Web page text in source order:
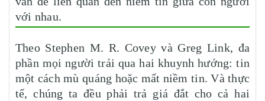
với nhau.
Theo Stephen M. R. Covey và Greg Link, đa
phần mọi người trải qua hai khuynh hướng: tin
một cách mù quáng hoặc mất niềm tin. Và thực
tế, chúng ta đều phải trả giá đắt cho cả hai